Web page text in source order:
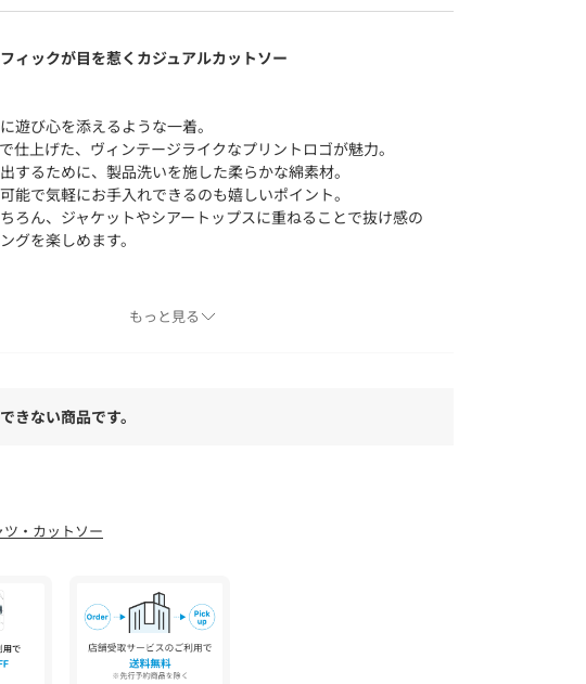
ィックが目を惹くカジュアルカットソー
遊び心を添えるような一着。
仕上げた、ヴィンテージライクなプリントロゴが魅力。
するために、製品洗いを施した柔らかな綿素材。
能で気軽にお手入れできるのも嬉しいポイント。
ろん、ジャケットやシアートップスに重ねることで抜け感の
グを楽しめます。
SPEED】 - グッドロックスピード -
イマ』っぽい。
リスペクトしながらも、『イマ』を大切にする。
切にしながら、ひとつひとつデザインしています。
、サイズや色味に多少の個体差が生じます。予めご了承くだ
サンプルです。
もっと見る
きない商品です。
ツ・カットソー